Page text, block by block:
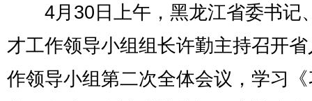
4月30日上午，黑龙江省委书记
才工作领导小组组长许勤主持召开
作领导小组第二次全体会议，学习